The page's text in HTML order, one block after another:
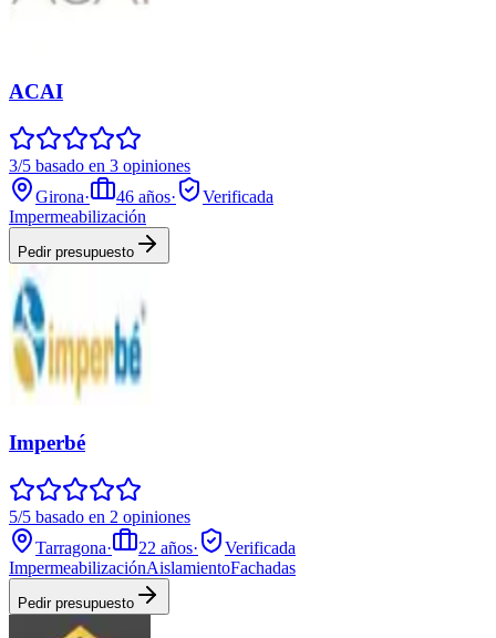
ACAI
3/5 basado en 3 opiniones
Girona· 46 años·
Verificada
Impermeabilización
Pedir presupuesto
Imperbé
5/5 basado en 2 opiniones
Tarragona· 22 años·
Verificada
ImpermeabilizaciónAislamientoFachadas
Pedir presupuesto